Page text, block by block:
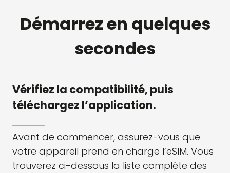
Démarrez en quelques
secondes
Vérifiez la compatibilité, puis
téléchargez l’application.
Avant de commencer, assurez-vous que
votre appareil prend en charge l’eSIM. Vous
trouverez ci-dessous la liste complète des